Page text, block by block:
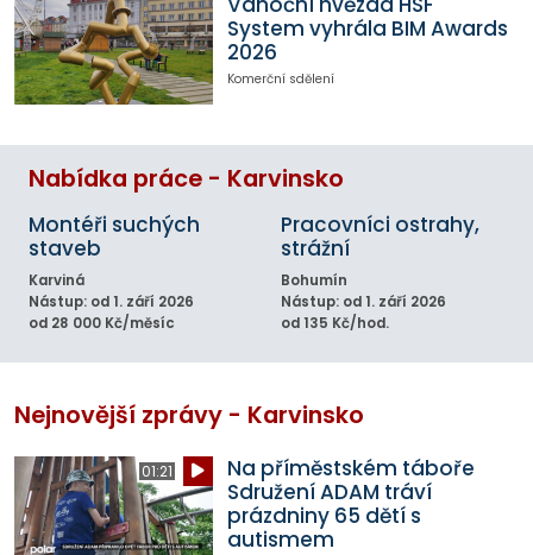
System vyhrála BIM Awards
2026
Komerční sdělení
Nabídka práce - Karvinsko
Montéři suchých
staveb
Karviná
Nástup: od 1. září 2026
od 28 000 Kč/měsíc
Pracovníci ostrahy,
strážní
Bohumín
Nástup: od 1. září 2026
od 135 Kč/hod.
Nejnovější zprávy - Karvinsko
01:21
Na příměstském táboře
Sdružení ADAM tráví
prázdniny 65 dětí s
autismem